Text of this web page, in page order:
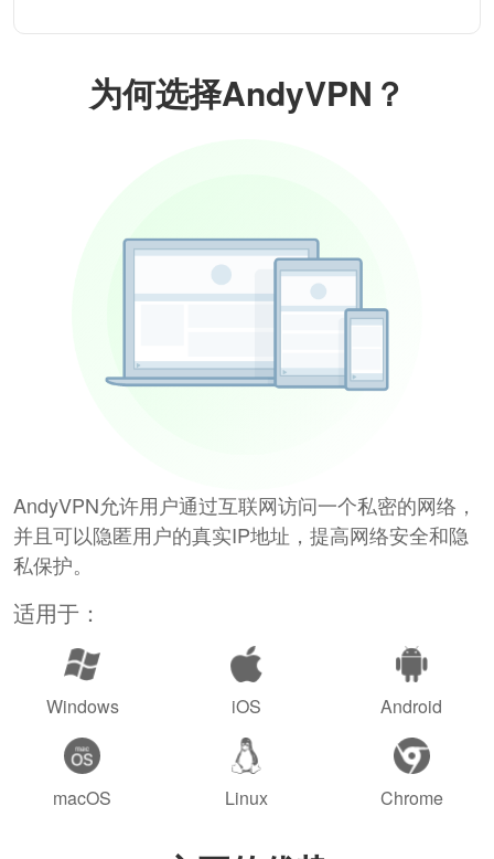
为何选择AndyVPN？
AndyVPN允许用户通过互联网访问一个私密的网络，
并且可以隐匿用户的真实IP地址，提高网络安全和隐
私保护。
适用于：
Windows iOS Android
macOS Linux Chrome